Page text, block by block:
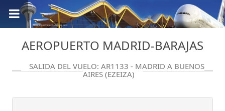
AEROPUERTO MADRID-BARAJAS
SALIDA DEL VUELO: AR1133 - MADRID A BUENOS
AIRES (EZEIZA)